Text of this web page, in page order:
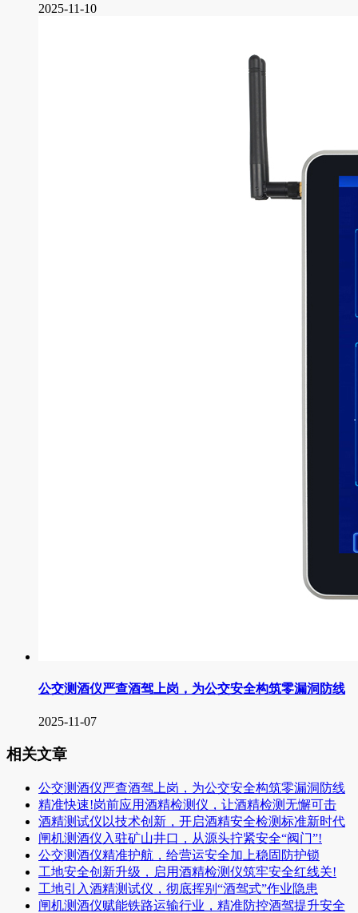
2025-11-10
公交测酒仪严查酒驾上岗，为公交安全构筑零漏洞防线
2025-11-07
相关文章
公交测酒仪严查酒驾上岗，为公交安全构筑零漏洞防线
精准快速!岗前应用酒精检测仪，让酒精检测无懈可击
酒精测试仪以技术创新，开启酒精安全检测标准新时代
闸机测酒仪入驻矿山井口，从源头拧紧安全“阀门”!
公交测酒仪精准护航，给营运安全加上稳固防护锁
工地安全创新升级，启用酒精检测仪筑牢安全红线关!
工地引入酒精测试仪，彻底挥别“酒驾式”作业隐患
闸机测酒仪赋能铁路运输行业，精准防控酒驾提升安全